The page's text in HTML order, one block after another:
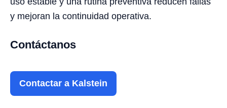
y mejoran la continuidad operativa.
Contáctanos
Contactar a Kalstein